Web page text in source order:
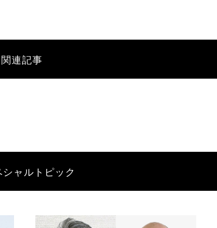
関連記事
シャルトピック